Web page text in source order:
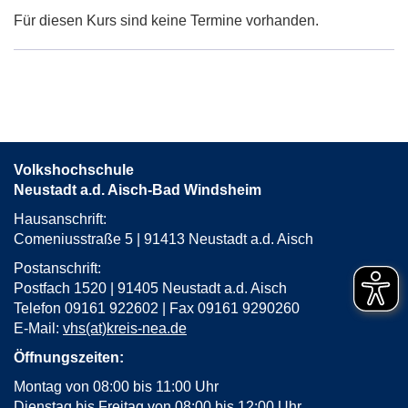
Für diesen Kurs sind keine Termine vorhanden.
Volkshochschule
Neustadt a.d. Aisch-Bad Windsheim
Hausanschrift:
Comeniusstraße 5 | 91413 Neustadt a.d. Aisch
Postanschrift:
Postfach 1520 | 91405 Neustadt a.d. Aisch
Telefon 09161 922602 | Fax 09161 9290260
E-Mail: vhs(at)kreis-nea.de
Öffnungszeiten:
Montag von 08:00 bis 11:00 Uhr